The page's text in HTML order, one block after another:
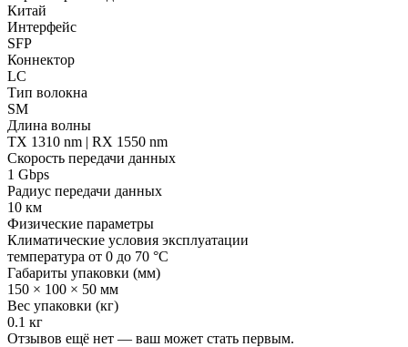
Китай
Интерфейс
SFP
Коннектор
LC
Тип волокна
SM
Длина волны
TX 1310 nm | RX 1550 nm
Скорость передачи данных
1 Gbps
Радиус передачи данных
10 км
Физические параметры
Климатические условия эксплуатации
температура от 0 до 70 °C
Габариты упаковки (мм)
150 × 100 × 50 мм
Вес упаковки (кг)
0.1 кг
Отзывов ещё нет — ваш может стать первым.